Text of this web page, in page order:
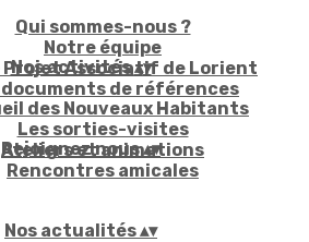
Qui sommes-nous ?
Notre équipe
Projet Associatif de Lorient
documents de références
Nos activités▴▾
des Nouveaux Habitants
Les sorties-visites
Ateliers et animations
Rencontres amicales
Rejoignez nous▴▾
Nos actualités▴▾